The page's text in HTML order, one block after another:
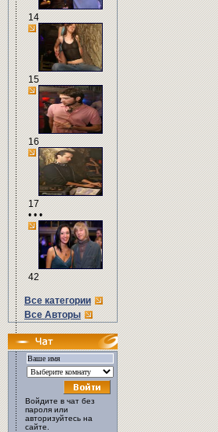
14
15
16
17
• • •
42
Все категории
Все Авторы
Войдите в чат без
пароля или
авторизуйтесь на
сайте.